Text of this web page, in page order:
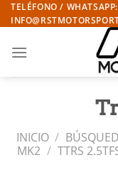
Saltar
al
TELÉFONO /
INICIO /
MK2 / TTRS